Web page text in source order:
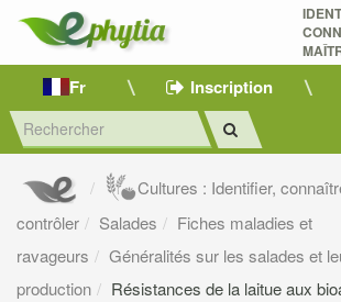
Fr Inscription
Cultures : Identifier,
contrôler
Salades
Fiches maladies et
ravageurs
Généralités sur les salades et
production
Résistances de la laitue aux